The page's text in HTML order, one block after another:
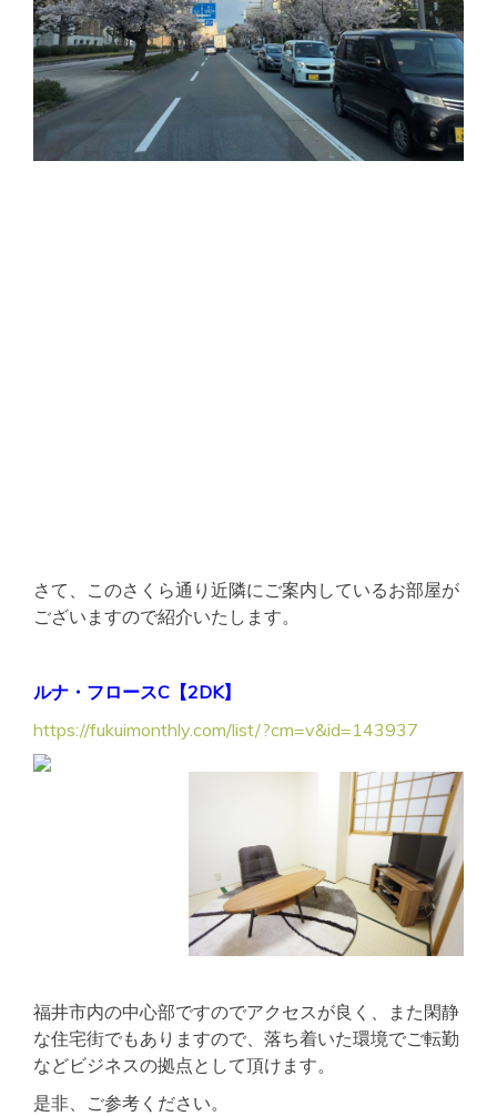
さて、このさくら通り近隣にご案内しているお部屋が
ございますので紹介いたします。
ルナ・フロースC【2DK】
https://fukuimonthly.com/list/?cm=v&id=143937
福井市内の中心部ですのでアクセスが良く、また閑静
な住宅街でもありますので、落ち着いた環境でご転勤
などビジネスの拠点として頂けます。
是非、ご参考ください。